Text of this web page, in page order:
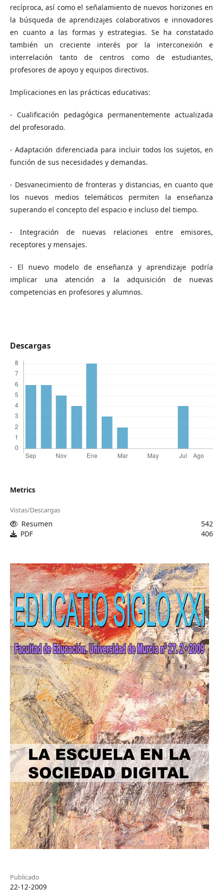
recíproca, así como el señalamiento de nuevos horizones en
la búsqueda de aprendizajes colaborativos e innovadores
en cuanto a las formas y estrategias. Se ha constatado
también un creciente interés por la interconexión e
interrelación tanto de centros como de estudiantes,
profesores de apoyo y equipos directivos.
Implicaciones en las prácticas educativas:
- Cualificación pedagógica permanentemente actualizada
del profesorado.
- Adaptación diferenciada para incluir todos los sujetos, en
función de sus necesidades y demandas.
- Desvanecimiento de fronteras y distancias, en cuanto que
los nuevos medios telemáticos permiten la enseñanza
superando el concepto del espacio e incluso del tiempo.
- Integración de nuevas relaciones entre emisores,
receptores y mensajes.
- El nuevo modelo de enseñanza y aprendizaje podría
implicar una atención a la adquisición de nuevas
competencias en profesores y alumnos.
Descargas
Metrics
Vistas/Descargas
Resumen
542
PDF
406
Publicado
22-12-2009